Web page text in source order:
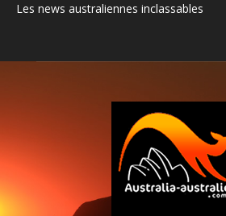
Les news australiennes inclassables